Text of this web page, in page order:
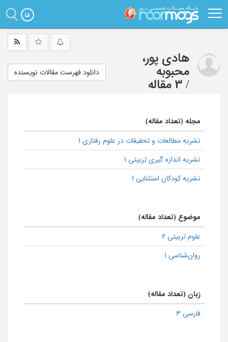
هادی پور،
محبوبه
/ 3 مقاله
دانلود فهرست مقالات نویسنده
مجله (تعداد مقاله)
نشریه مطالعات و تحقیقات در علوم رفتاری 1
نشریه اندازه گیری تربیتی 1
نشریه کودکان استثنایی 1
موضوع (تعداد مقاله)
علوم تربیتی 2
روان‌شناسی 1
زبان (تعداد مقاله)
فارسی 3